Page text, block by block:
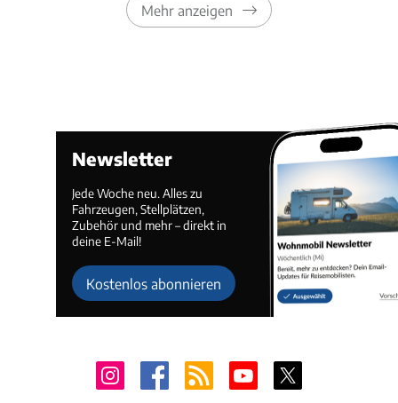
Mehr anzeigen
Newsletter
Jede Woche neu. Alles zu
Fahrzeugen, Stellplätzen,
Zubehör und mehr – direkt in
deine E-Mail!
Kostenlos abonnieren